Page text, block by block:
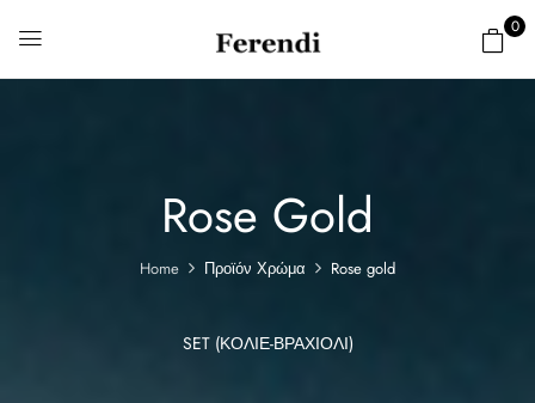
0
Rose Gold
Home Προϊόν Χρώμα Rose gold
SET (ΚΟΛΙΈ-ΒΡΑΧΙΌΛΙ)